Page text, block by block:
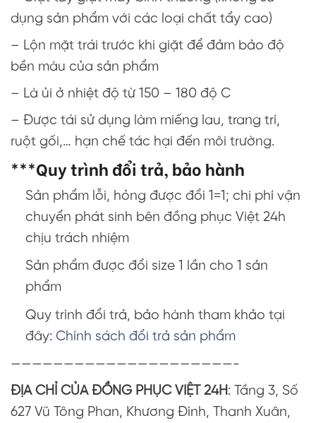
dụng sản phẩm với các loại chất tẩy cao)
– Lộn mặt trái trước khi giặt để đảm bảo độ
bền màu của sản phẩm
– Là ủi ở nhiệt độ từ 150 – 180 độ C
– Được tái sử dụng làm miếng lau, trang trí,
ruột gối,… hạn chế tác hại đến môi trường.
***Quy trình đổi trả, bảo hành
Sản phẩm lỗi, hỏng được đổi 1=1; chi phí vận
chuyển phát sinh bên đồng phục Việt 24h
chịu trách nhiệm
Sản phẩm được đổi size 1 lần cho 1 sản
phẩm
Quy trình đổi trả, bảo hành tham khảo tại
đây: Chính sách đổi trả sản phẩm
—————————————————————-
ĐỊA CHỈ CỦA ĐỒNG PHỤC VIỆT 24H: Tầng 3, Số
627 Vũ Tông Phan, Khương Đình, Thanh Xuân,